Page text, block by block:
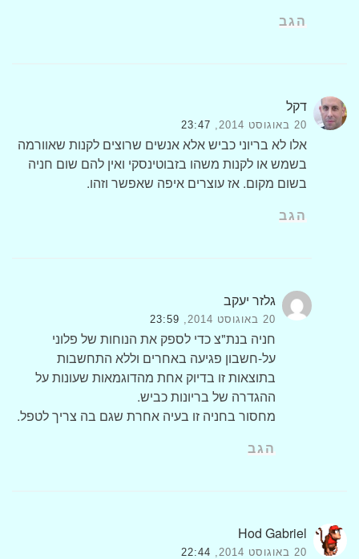
הגב
דקל
20 באוגוסט 2014, 23:47
אלו לא בריוני כביש אלא אנשים שרוצים לקנות שאוורמה
בשמש או לקנות משהו בזבוטינסקי ואין להם שום חניה
בשום מקום. אז עוצרים איפה שאפשר וזהו.
הגב
גלזר יעקב
20 באוגוסט 2014, 23:59
חניה בנת"צ כדי לספק את הנוחות של פלוני
על-חשבון פגיעה באחרים וללא התחשבות
בתוצאות זו בדיוק אחת מהדוגמאות שעונות על
ההגדרה של בריונות כביש.
מחסור בחניה זו בעיה אחרת שגם בה צריך לטפל.
הגב
Hod Gabriel
20 באוגוסט 2014, 22:44